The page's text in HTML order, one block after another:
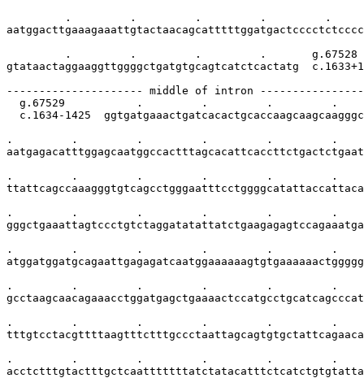
.         .         .         .         .
         .         .         .         .       g.67528
gtataactaggaaggttggggctgatgtgcagtcatctcactatg
--------------------- middle of intron
g.67529           .         .         .         .
c.1634-1425
.         .         .         .         .         .
.         .         .         .         .         .
.         .         .         .         .         .
.         .         .         .         .         .
.         .         .         .         .         .
.         .         .         .         .         .
.         .         .         .         .         .